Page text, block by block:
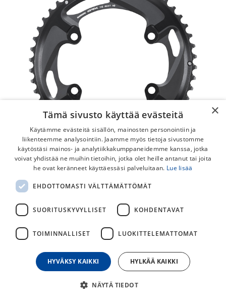
Shimano GRX FC-RX810-2 ND-tyyppi
48t 2x11v Eturatas
Shimano GRX FC-RX810-2 kampien isompi eturatas.
149,00€
päivän alin hinta
×
Tämä sivusto käyttää evästeitä
Käytämme evästeitä sisällön, mainosten personointiin ja
liikenteemme analysointiin. Jaamme myös tietoja sivustomme
käytöstäsi mainos- ja analytiikkakumppaneidemme kanssa, jotka
voivat yhdistää ne muihin tietoihin, jotka olet heille antanut tai joita
he ovat keränneet käyttäessäsi palveluitaan. Lue lisää
EHDOTTOMASTI VÄLTTÄMÄTTÖMÄT
SUORITUSKYVYLLISET KOHDENTAVAT
TOIMINNALLISET LUOKITTELEMATTOMAT
HYVÄKSY KAIKKI HYLKÄÄ KAIKKI
NÄYTÄ TIEDOT